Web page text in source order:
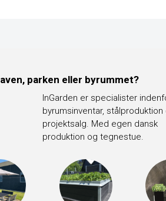
parken eller byrummet?
InGarden er specialister
byrumsinventar, stålproduktion
projektsalg. Med egen dansk
produktion og tegnestue.